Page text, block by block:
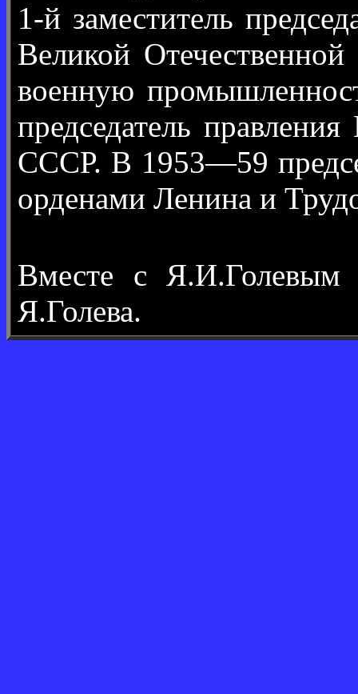
1-й заместитель
Великой
военную
председатель
СССР. В 1953—59
орденами Ленина и
Вместе с Я.И.Голевым
Я.Голева.